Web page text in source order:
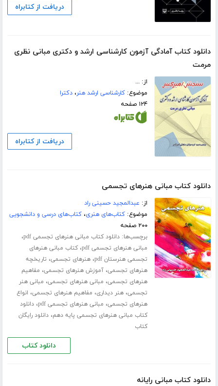
دریافت از کتابراه
دانلود کتاب آمادگی آزمون کارشناسی ارشد و دکتری مبانی نظری
مرمت
از: ...
موضوع:کارشناسی ارشد هنر،دکترا
۱۲۴ صفحه
دریافت از کتابراه
دانلود کتاب مبانی هنرهای تجسمی
از: عبدالمجید حسینی راد
موضوع:کتاب‌های هنری،کتاب‌های درسی و دانشجویی
۲۰۰ صفحه
برچسب‌ها:دانلود کتاب مبانی هنرهای تجسمی pdf ،
مبانی هنرهای تجسمی pdf ،کتاب مبانی هنرهای
تجسمی هنرستان pdf
،هنرهای تجسمی، تاریخچه
هنرهای تجسمی،آموزش هنرهای تجسمی، مفاهیم
هنرهای تجسمی، مبانی هنرهای تجسمی، مبانی هنر
تجسمی،هنر دیداری، مفاهیم هنرهای تجسمی، انواع
هنرهای تجسمی، مبانی هنرهای تجسمی pdf ،دانلود
کتاب مبانی هنرهای تجسمی پایه دهم،دانلود رایگان
کتاب
دانلود کتاب
دانلود کتاب مبانی رایانه